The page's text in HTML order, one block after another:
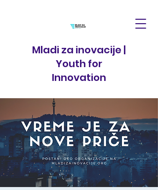
Mladi za inovacije |
Youth for
Innovation